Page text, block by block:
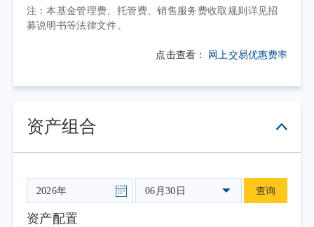
同业存款、短期逆回购为主要配置资产，积极
参与市场行情。根据对经济基本面、政策动态
和市场供需等方面的判断，结合基金规模变化
剩余期限。总体来看，组合在保障投资者的流
注：本基金管理费、托管费、销售服务费收取规则详见招
募说明书等法律文件。
点击查看： 网上交易优惠费率
资产组合
06月30日 查询
资产配置